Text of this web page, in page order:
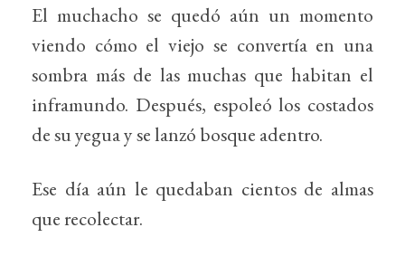
El muchacho se quedó aún un momento
viendo cómo el viejo se convertía en una
sombra más de las muchas que habitan el
inframundo. Después, espoleó los costados
de su yegua y se lanzó bosque adentro.
Ese día aún le quedaban cientos de almas
que recolectar.